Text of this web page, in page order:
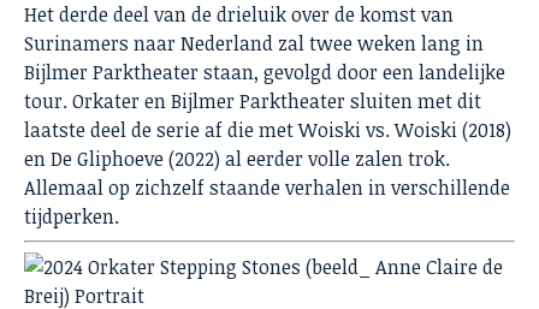
Het derde deel van de drieluik over de komst van
Surinamers naar Nederland zal twee weken lang in
Bijlmer Parktheater staan, gevolgd door een landelijke
tour. Orkater en Bijlmer Parktheater sluiten met dit
laatste deel de serie af die met Woiski vs. Woiski (2018)
en De Gliphoeve (2022) al eerder volle zalen trok.
Allemaal op zichzelf staande verhalen in verschillende
tijdperken.